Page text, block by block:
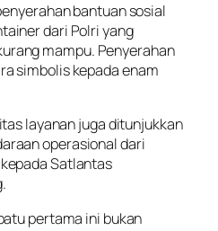
bantuan sosial
dari Polri yang
mampu. Penyerahan
simbolis kepada enam
layanan juga ditunjukkan
operasional dari
Satlantas
pertama ini bukan